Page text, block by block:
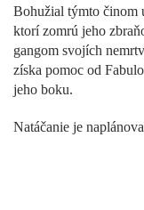
Bohužial týmto činom
ktorí zomrú jeho
gangom svojích
získa pomoc od
jeho boku.
Natáčanie je